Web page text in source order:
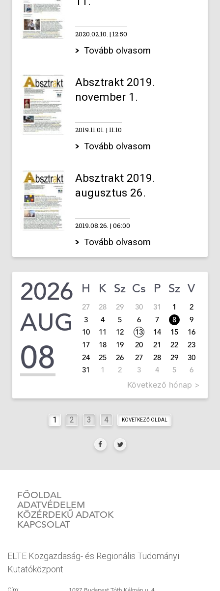
2020.02.10. 12:50
Tovább olvasom
Absztrakt 2019.
november 1.
2019.11.01. 11:10
Tovább olvasom
Absztrakt 2019.
augusztus 26.
2019.08.26. 06:00
Tovább olvasom
2026
AUG
08
H K Sz Cs P Sz V
27 28 29 30 31 1
2
3
4 5 6 7 8
9
10
11 12 13 14 15
16
17
18 19 20 21 22
23
24
25 26 27 28 29
30
31
1 2 3 4 5 6
Következő hónap >
1 2 3 4 KÖVETKEZŐ OLDAL
FŐOLDAL
ADATVÉDELEM
KÖZÉRDEKŰ ADATOK
KAPCSOLAT
ELTE Közgazdaság- és Regionális Tudományi
Kutatóközpont